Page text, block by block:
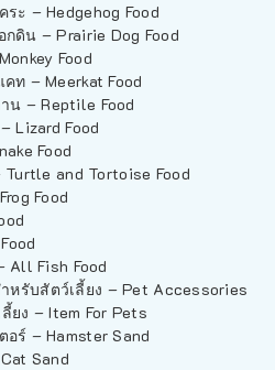
ระ – Hedgehog Food
กดิน – Prairie Dog Food
Food
ท – Meerkat Food
น – Reptile Food
Lizard Food
Food
Turtle and Tortoise Food
Food
All Fish Food
รับสัตว์เลี้ยง – Pet Accessories
ยง – Item For Pets
อร์ – Hamster Sand
Sand